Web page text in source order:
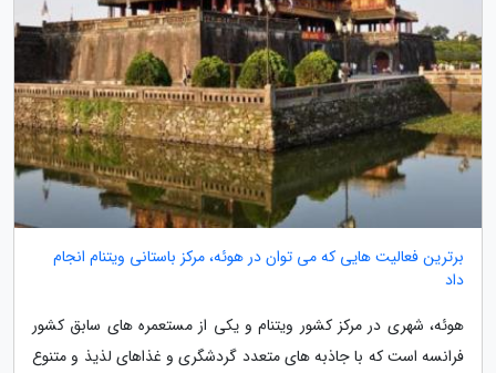
برترین فعالیت هایی که می توان در هوئه، مرکز باستانی ویتنام انجام
داد
هوئه، شهری در مرکز کشور ویتنام و یکی از مستعمره های سابق کشور
فرانسه است که با جاذبه های متعدد گردشگری و غذاهای لذیذ و متنوع